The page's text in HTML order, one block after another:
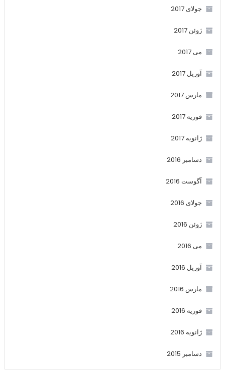
جولای 2017
ژوئن 2017
می 2017
آوریل 2017
مارس 2017
فوریه 2017
ژانویه 2017
دسامبر 2016
آگوست 2016
جولای 2016
ژوئن 2016
می 2016
آوریل 2016
مارس 2016
فوریه 2016
ژانویه 2016
دسامبر 2015